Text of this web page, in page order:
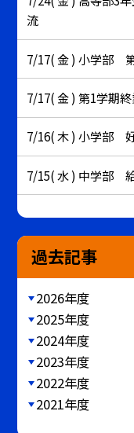
流
7/17( 金 ) 小学部
7/17( 金 ) 第1学期終
7/16( 木 ) 小学部
7/15( 水 ) 中学部
過去記事
2026年度
2025年度
2024年度
2023年度
2022年度
2021年度